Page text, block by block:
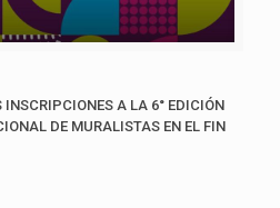
A LA 6° EDICIÓN
DE MURALISTAS EN EL FIN